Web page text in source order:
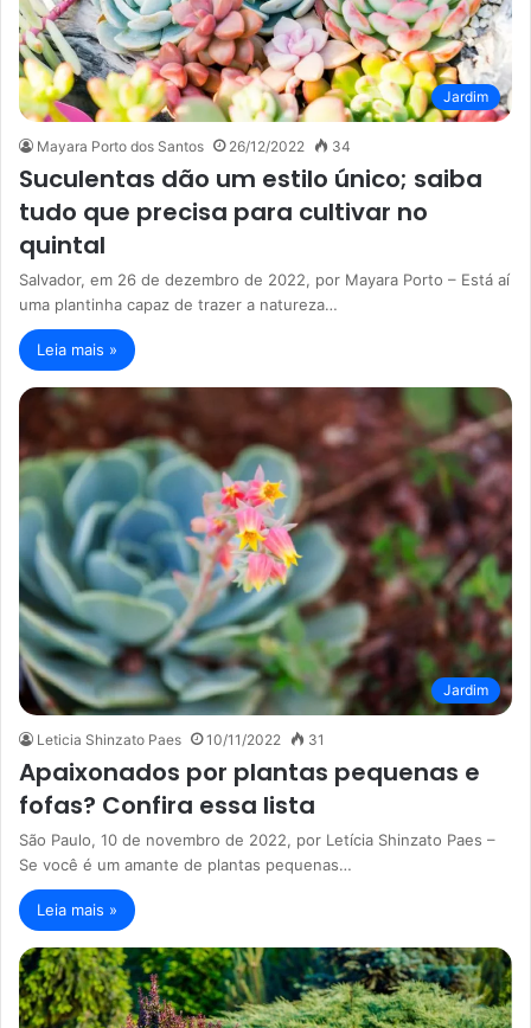
Jardim
Mayara Porto dos Santos 26/12/2022 34
Suculentas dão um estilo único; saiba
tudo que precisa para cultivar no
quintal
Salvador, em 26 de dezembro de 2022, por Mayara Porto – Está aí
uma plantinha capaz de trazer a natureza…
Leia mais »
Jardim
Leticia Shinzato Paes 10/11/2022 31
Apaixonados por plantas pequenas e
fofas? Confira essa lista
São Paulo, 10 de novembro de 2022, por Letícia Shinzato Paes –
Se você é um amante de plantas pequenas…
Leia mais »